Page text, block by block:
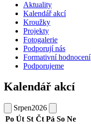
Aktuality
Kalendář akcí
Kroužky
Projekty
Fotogalerie
Podporují nás
Formativní hodnocení
Podporujeme
Kalendář akcí
Srpen2026
Po Út St Čt Pá So Ne